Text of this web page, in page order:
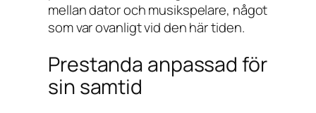
mellan dator och musikspelare, något
som var ovanligt vid den här tiden.
Prestanda anpassad för
sin samtid